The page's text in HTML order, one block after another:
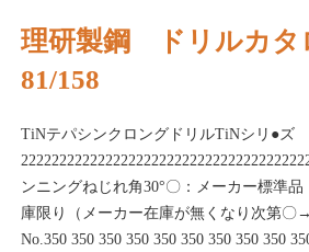
理研製鋼 ドリルカタ
81/158
TiNテパシンクロングドリルTiNシリ●ズ
ンニングねじれ角30°〇：メーカー標
庫限り（メーカー在庫が無くなり次第〇
No.350 350 350 350 350 350 350 350 350